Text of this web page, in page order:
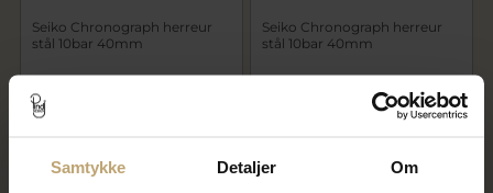
Samtykke Detaljer Om
Seiko Chronograph herreur
stål 10bar 40mm
3.395,00 kr
Seiko Chronograph herreur
stål 10bar 40mm